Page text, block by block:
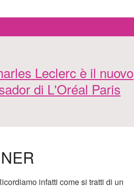
Leclerc è il nuovo
di L'Oréal Paris
infatti come si tratti di un